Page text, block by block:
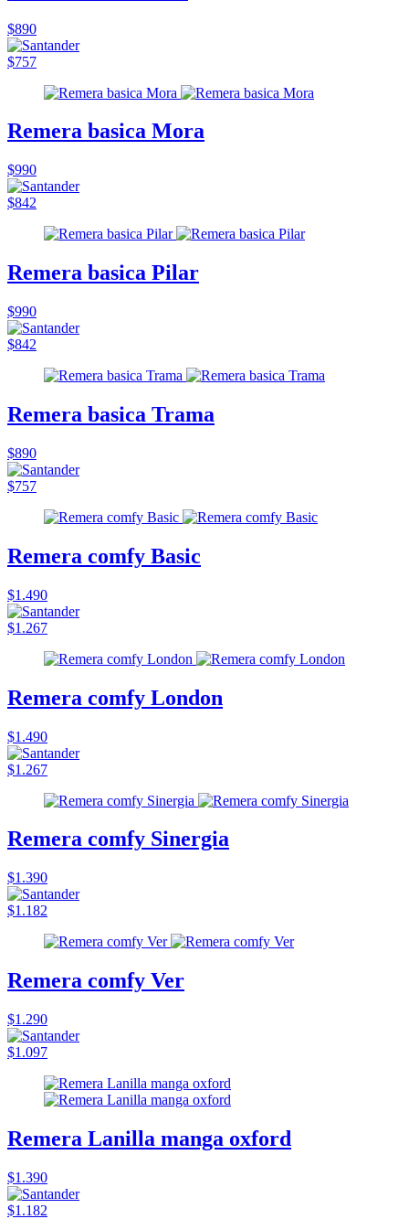
$890
$757
Remera basica Mora
$990
$842
Remera basica Pilar
$990
$842
Remera basica Trama
$890
$757
Remera comfy Basic
$1.490
$1.267
Remera comfy London
$1.490
$1.267
Remera comfy Sinergia
$1.390
$1.182
Remera comfy Ver
$1.290
$1.097
Remera Lanilla manga oxford
$1.390
$1.182